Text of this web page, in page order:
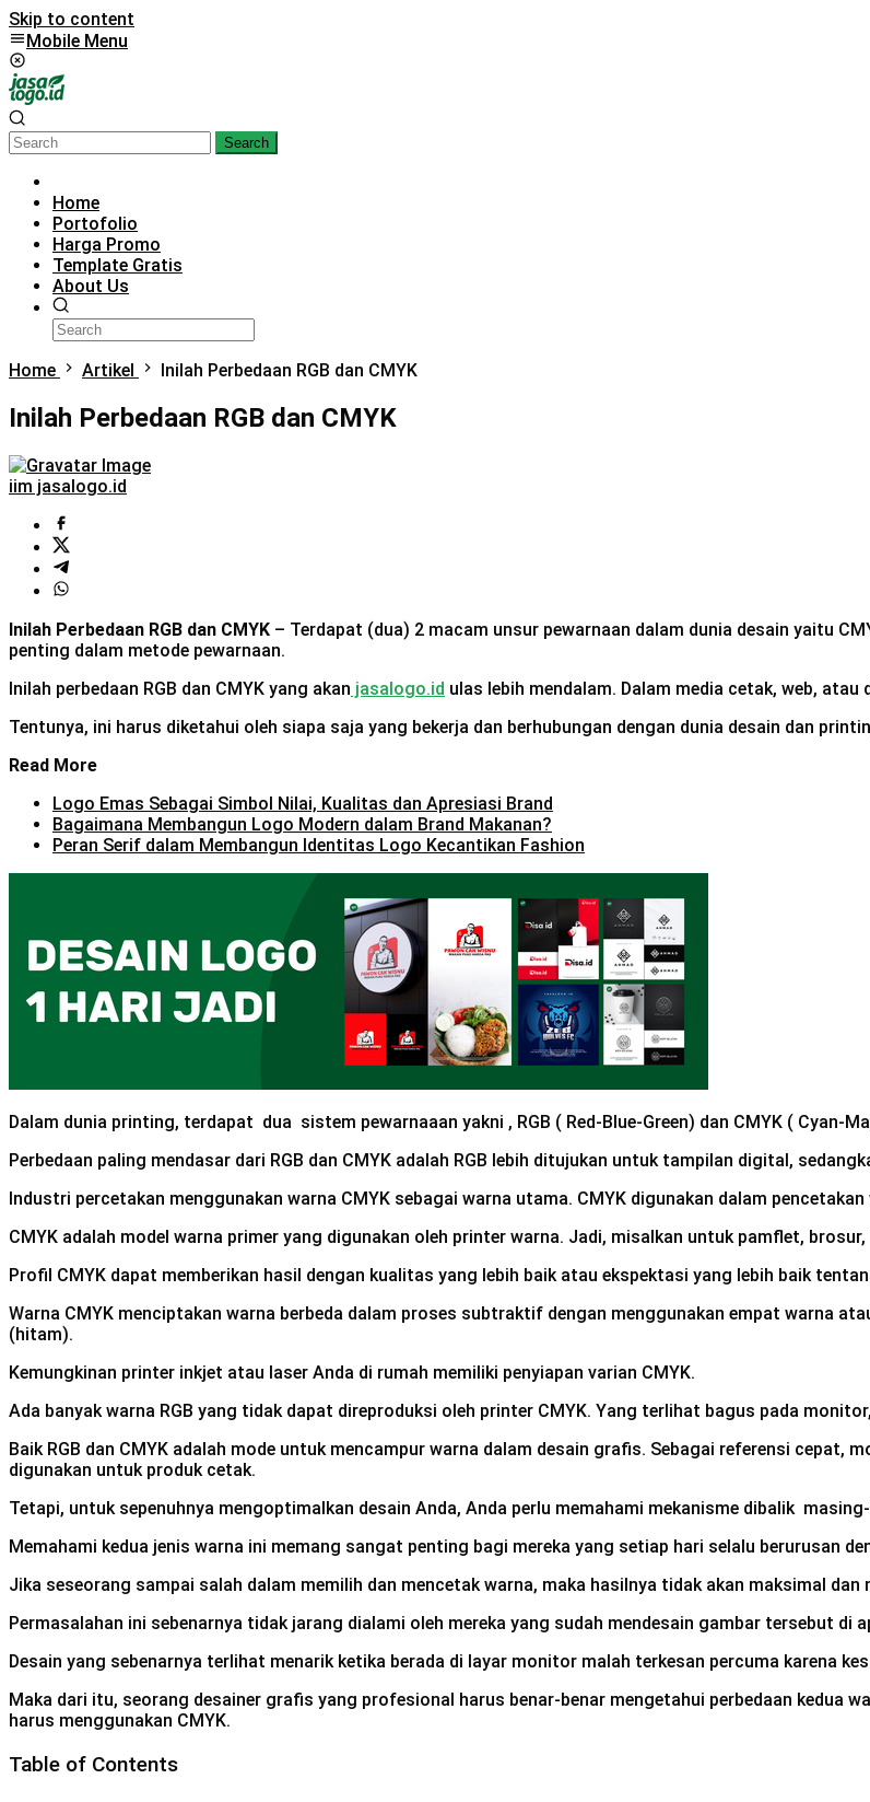
Skip to content
Mobile Menu
Search
Home
Portofolio
Harga Promo
Template Gratis
About Us
Home Artikel Inilah Perbedaan RGB dan CMYK
Inilah Perbedaan RGB dan CMYK
iim jasalogo.id
Inilah Perbedaan RGB dan CMYK – Terdapat (dua) 2 macam unsur pewarnaan dalam dunia desain yaitu
penting dalam metode pewarnaan.
Inilah perbedaan RGB dan CMYK yang akan jasalogo.id ulas lebih mendalam. Dalam media cetak, web,
Tentunya, ini harus diketahui oleh siapa saja yang bekerja dan berhubungan dengan dunia desain dan
Read More
Logo Emas Sebagai Simbol Nilai, Kualitas dan Apresiasi Brand
Bagaimana Membangun Logo Modern dalam Brand Makanan?
Peran Serif dalam Membangun Identitas Logo Kecantikan Fashion
Dalam dunia printing, terdapat dua sistem pewarnaaan yakni , RGB ( Red-Blue-Green) dan CMYK ( Cyan-
Perbedaan paling mendasar dari RGB dan CMYK adalah RGB lebih ditujukan untuk tampilan digital,
Industri percetakan menggunakan warna CMYK sebagai warna utama. CMYK digunakan dalam
CMYK adalah model warna primer yang digunakan oleh printer warna. Jadi, misalkan untuk pamflet,
Profil CMYK dapat memberikan hasil dengan kualitas yang lebih baik atau ekspektasi yang lebih baik
Warna CMYK menciptakan warna berbeda dalam proses subtraktif dengan menggunakan empat warna
(hitam).
Kemungkinan printer inkjet atau laser Anda di rumah memiliki penyiapan varian CMYK.
Ada banyak warna RGB yang tidak dapat direproduksi oleh printer CMYK. Yang terlihat bagus pada
Baik RGB dan CMYK adalah mode untuk mencampur warna dalam desain grafis. Sebagai referensi cepat,
digunakan untuk produk cetak.
Tetapi, untuk sepenuhnya mengoptimalkan desain Anda, Anda perlu memahami mekanisme dibalik
Memahami kedua jenis warna ini memang sangat penting bagi mereka yang setiap hari selalu berurusan
Jika seseorang sampai salah dalam memilih dan mencetak warna, maka hasilnya tidak akan maksimal
Permasalahan ini sebenarnya tidak jarang dialami oleh mereka yang sudah mendesain gambar tersebut di
Desain yang sebenarnya terlihat menarik ketika berada di layar monitor malah terkesan percuma karena
Maka dari itu, seorang desainer grafis yang profesional harus benar-benar mengetahui perbedaan kedua
harus menggunakan CMYK.
Table of Contents